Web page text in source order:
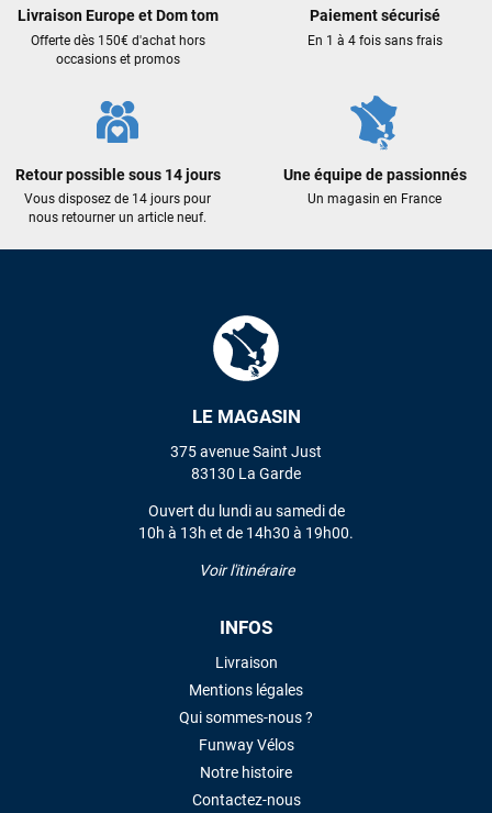
Livraison Europe et Dom tom
Offerte dès 150€ d'achat hors
occasions et promos
Paiement sécurisé
En 1 à 4 fois sans frais
Retour possible sous 14 jours
Vous disposez de 14 jours pour
nous retourner un article neuf.
Une équipe de passionnés
Un magasin en France
LE MAGASIN
375 avenue Saint Just
83130 La Garde
Ouvert du lundi au samedi de
10h à 13h et de 14h30 à 19h00.
Voir l'itinéraire
INFOS
Livraison
Mentions légales
Qui sommes-nous ?
Funway Vélos
Notre histoire
Contactez-nous
Maronui RICHMOND
il y a 3 mois
J'ai acheté une voile d'occasion depuis Tahiti. Super service.
L'envoi a été rapide. La voile est arrivée en super état.
VOIR TOUS LES AVIS
LAISSER UN AVIS